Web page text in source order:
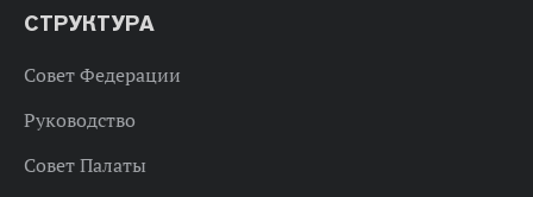
СТРУКТУРА
Совет Федерации
Руководство
Совет Палаты